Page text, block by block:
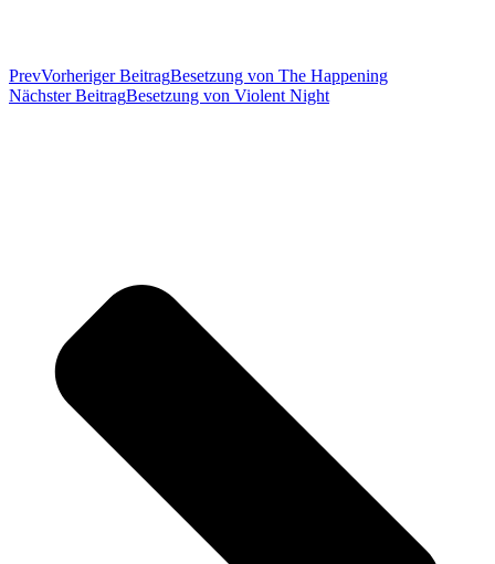
PrevVorheriger BeitragBesetzung von The Happening
Nächster BeitragBesetzung von Violent Night